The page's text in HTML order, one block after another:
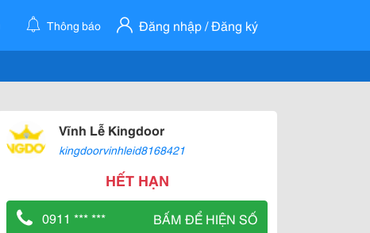
Thông báo Đăng nhập / Đăng ký
Vĩnh Lễ Kingdoor
kingdoorvinhleid8168421
HẾT HẠN
0911 *** *** BẤM ĐỂ HIỆN SỐ